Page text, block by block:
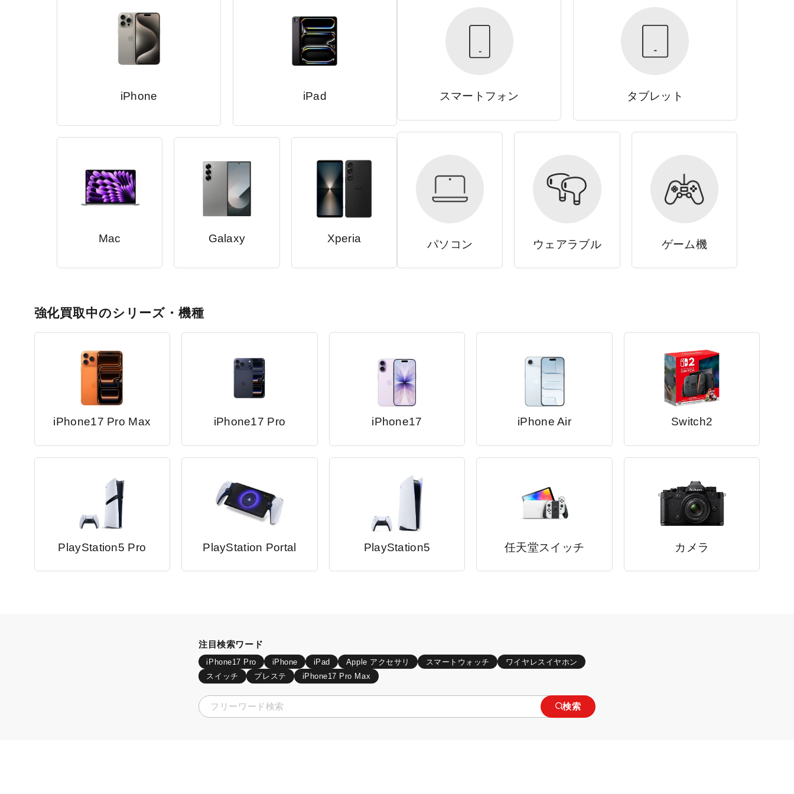
iPhone iPad
Mac Galaxy Xperia
スマートフォン タブレット
パソコン ウェアラブル ゲーム機
強化買取中のシリーズ・機種
iPhone17 Pro Max iPhone17 Pro iPhone17 iPhone Air Switch2
PlayStation5 Pro PlayStation Portal PlayStation5 任天堂スイッチ カメラ
注目検索ワード
iPhone17 Pro iPhone iPad Apple アクセサリ スマートウォッチ
ワイヤレスイヤホン
スイッチ
プレステ iPhone17 Pro Max
検索